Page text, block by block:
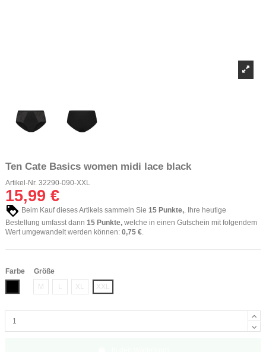
Ten Cate Basics women midi lace black
Artikel-Nr. 32290-090-XXL
15,99 €
Beim Kauf dieses Artikels sammeln Sie 15 Punkte,. Ihre heutige
Bestellung umfasst dann 15 Punkte, welche in einen Gutschein mit folgendem
Wert umgewandelt werden können: 0,75 €
Farbe
Schwarz
Größe
M
L XL XXL